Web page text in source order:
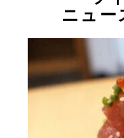
ニュー